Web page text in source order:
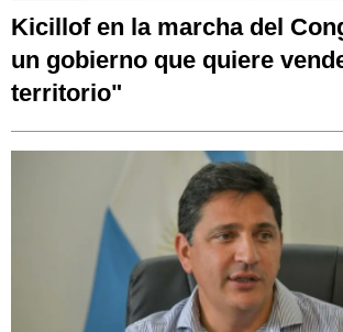
Kicillof en la marcha del
un gobierno que quiere
territorio"